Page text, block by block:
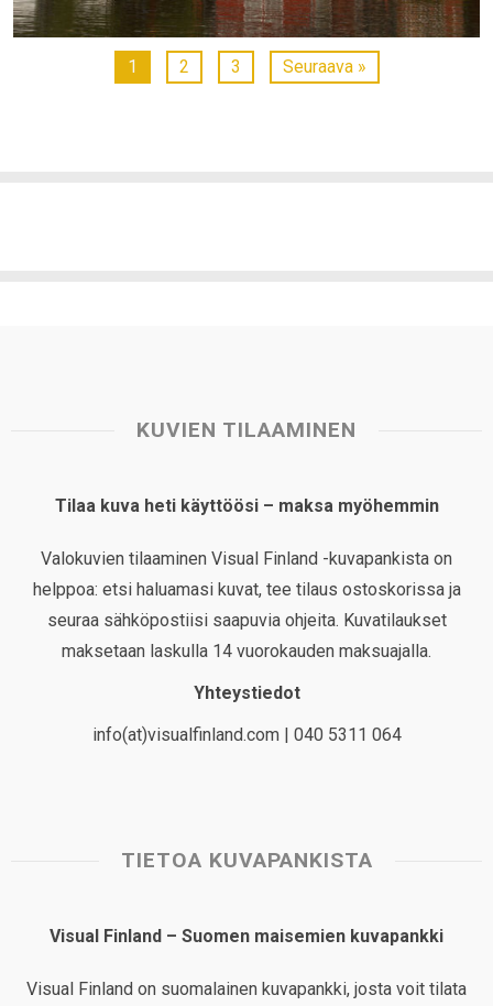
1 2 3 Seuraava »
KUVIEN TILAAMINEN
Tilaa kuva heti käyttöösi – maksa myöhemmin
Valokuvien tilaaminen Visual Finland -kuvapankista on
helppoa: etsi haluamasi kuvat, tee tilaus ostoskorissa ja
seuraa sähköpostiisi saapuvia ohjeita. Kuvatilaukset
maksetaan laskulla 14 vuorokauden maksuajalla.
Yhteystiedot
info(at)visualfinland.com | 040 5311 064
TIETOA KUVAPANKISTA
Visual Finland – Suomen maisemien kuvapankki
Visual Finland on suomalainen kuvapankki, josta voit tilata